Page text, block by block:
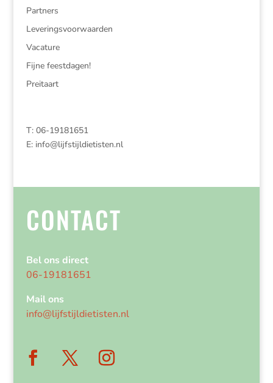
Partners
Leveringsvoorwaarden
Vacature
Fijne feestdagen!
Preitaart
T: 06-19181651
E: info@lijfstijldietisten.nl
CONTACT
Bel ons direct
06-19181651
Mail ons
info@lijfstijldietisten.nl